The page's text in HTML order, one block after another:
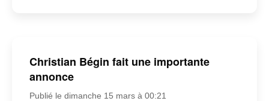
Christian Bégin fait une importante
annonce
Publié le dimanche 15 mars à 00:21